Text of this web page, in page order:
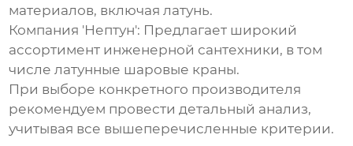
материалов, включая латунь.
Компания 'Нептун': Предлагает широкий
ассортимент инженерной сантехники, в том
числелатунные шаровые краны.
При выборе конкретного производителя
рекомендуем провести детальный анализ,
учитывая все вышеперечисленные критерии.